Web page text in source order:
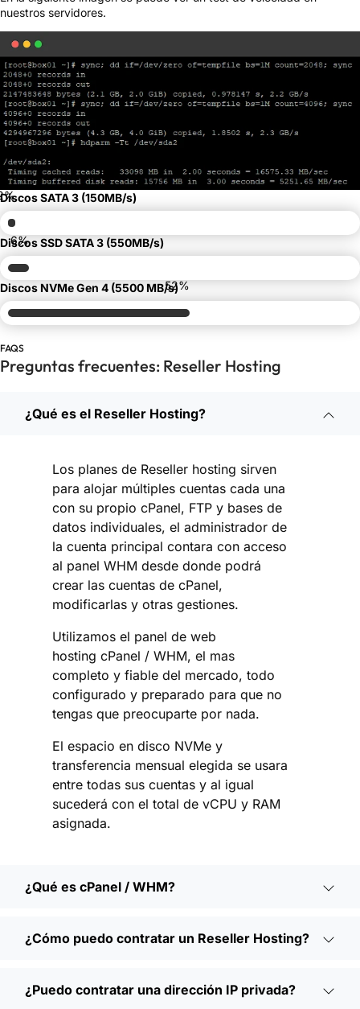
nuestros servidores.
Discos SATA 3 (150MB/s)
%
Discos SSD SATA 3 (550MB/s)
6%
Discos NVMe Gen 4 (5500 MB/s)
FAQS
Preguntas frecuentes: Reseller Hosting
¿Qué es el Reseller Hosting?
Los planes de Reseller hosting sirven
para alojar múltiples cuentas cada una
con su propio cPanel, FTP y bases de
datos individuales, el administrador de
la cuenta principal contara con acceso
al panel WHM desde donde podrá
crear las cuentas de cPanel,
modificarlas y otras gestiones.
Utilizamos el panel de web
hosting cPanel / WHM, el mas
completo y fiable del mercado, todo
configurado y preparado para que no
tengas que preocuparte por nada.
El espacio en disco NVMe y
transferencia mensual elegida se usara
entre todas sus cuentas y al igual
sucederá con el total de vCPU y RAM
asignada.
¿Qué es cPanel / WHM?
¿Cómo puedo contratar un Reseller Hosting?
¿Puedo contratar una dirección IP privada?